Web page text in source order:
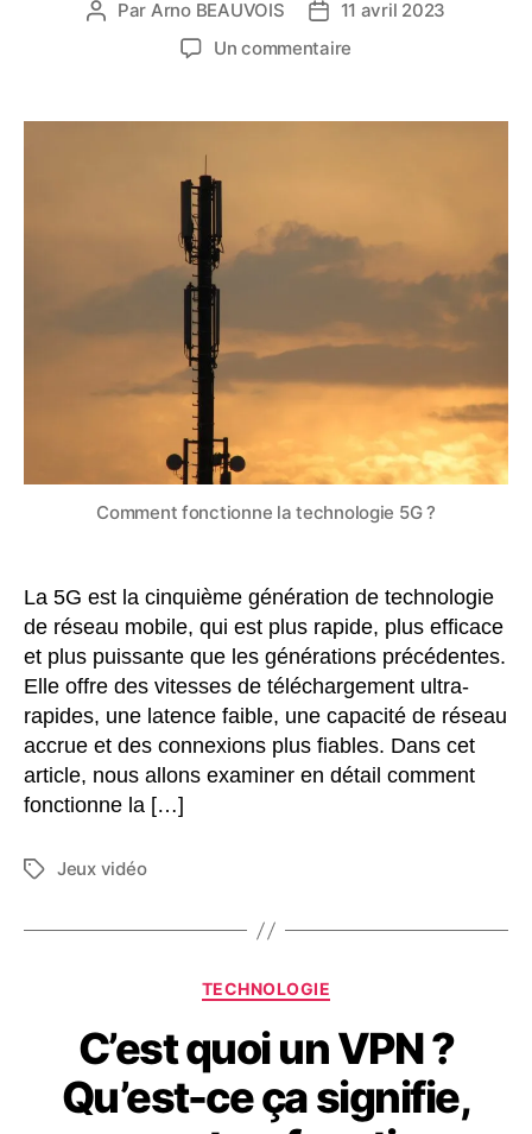
Auteur
Par Arno BEAUVOIS
Date
de
11 avril 2023
Un commentaire
la
et
Comment fonctionne la technologie 5G ?
La 5G est la cinquième génération de technologie
de réseau mobile, qui est plus rapide, plus efficace
et plus puissante que les générations précédentes.
Elle offre des vitesses de téléchargement ultra-
rapides, une latence faible, une capacité de réseau
accrue et des connexions plus fiables. Dans cet
article, nous allons examiner en détail comment
fonctionne la […]
Étiquettes
Jeux vidéo
Catégories
TECHNOLOGIE
C’est quoi un VPN ?
Qu’est-ce ça signifie,